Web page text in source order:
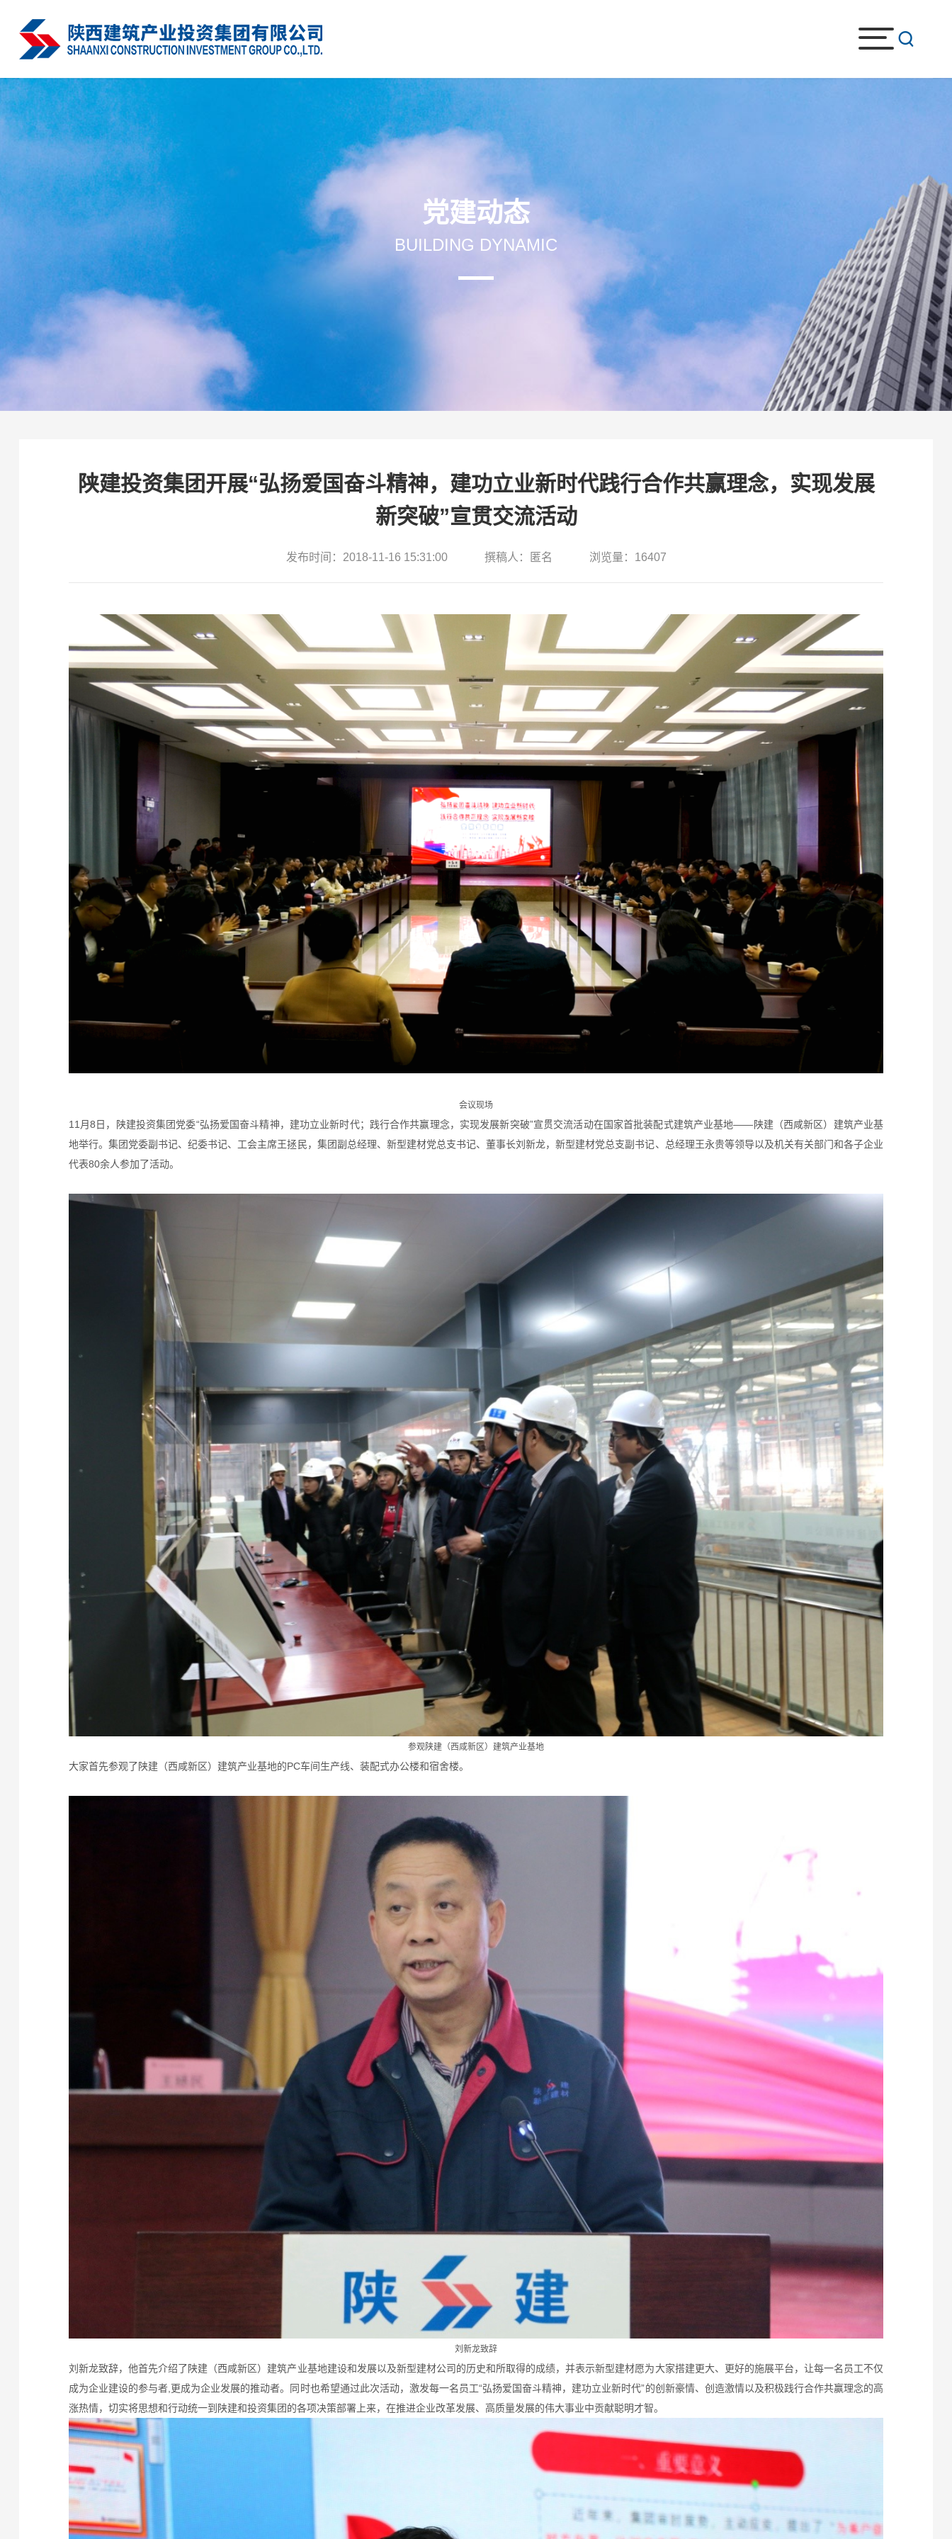
党建动态
BUILDING DYNAMIC
陕建投资集团开展“弘扬爱国奋斗精神，建功立业新时代践行合作共赢理念，实现发展
新突破”宣贯交流活动
发布时间：2018-11-16 15:31:00 撰稿人：匿名 浏览量：16407
会议现场
11月8日，陕建投资集团党委“弘扬爱国奋斗精神，建功立业新时代；践行合作共赢理念，实现发展新突破”宣贯交流活动在国家首批装配式建筑产业基地——陕建（西咸新区）建筑产业基
地举行。集团党委副书记、纪委书记、工会主席王拯民，集团副总经理、新型建材党总支书记、董事长刘新龙，新型建材党总支副书记、总经理王永贵等领导以及机关有关部门和各子企业
代表80余人参加了活动。
参观陕建（西咸新区）建筑产业基地
大家首先参观了陕建（西咸新区）建筑产业基地的PC车间生产线、装配式办公楼和宿舍楼。
刘新龙致辞
刘新龙致辞，他首先介绍了陕建（西咸新区）建筑产业基地建设和发展以及新型建材公司的历史和所取得的成绩，并表示新型建材愿为大家搭建更大、更好的施展平台，让每一名员工不仅
成为企业建设的参与者,更成为企业发展的推动者。同时也希望通过此次活动，激发每一名员工“弘扬爱国奋斗精神，建功立业新时代”的创新豪情、创造激情以及积极践行合作共赢理念的高
涨热情，切实将思想和行动统一到陕建和投资集团的各项决策部署上来，在推进企业改革发展、高质量发展的伟大事业中贡献聪明才智。